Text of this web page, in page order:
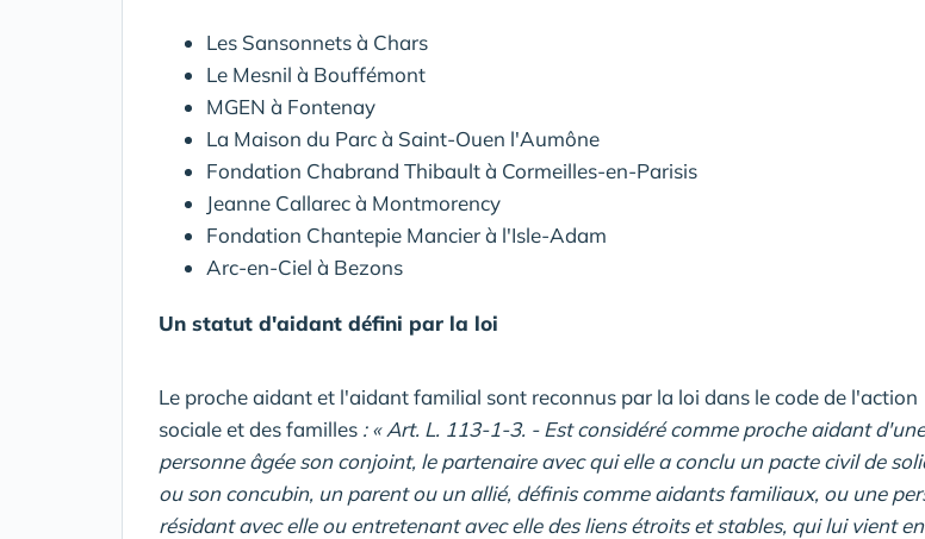
Les Sansonnets à Chars
Le Mesnil à Bouffémont
MGEN à Fontenay
La Maison du Parc à Saint-Ouen l'Aumône
Fondation Chabrand Thibault à Cormeilles-en-Parisis
Jeanne Callarec à Montmorency
Fondation Chantepie Mancier à l'Isle-Adam
Arc-en-Ciel à Bezons
Un statut d'aidant défini par la loi
Le proche aidant et l'aidant familial sont reconnus par la loi dans le code de l'action
sociale et des familles : « Art. L. 113-1-3. - Est considéré commeproche aidant d'une
personne âgée son conjoint, le partenaire avec qui elle a conclu un pacte civil de
ou son concubin, un parent ou un allié, définis comme aidants familiaux, ou une
résidant avec elle ou entretenant avec elle des liens étroits et stables, qui lui vient